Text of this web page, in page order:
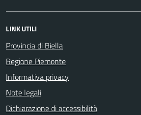
LINK UTILI
Provincia di Biella
Regione Piemonte
Informativa privacy
Note legali
Dichiarazione di accessibilità